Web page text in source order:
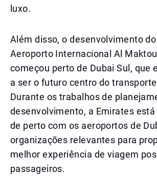
luxo.
Além disso, o desenvolvimento
Aeroporto Internacional Al
começou perto de Dubai Sul, que
a ser o futuro centro do
Durante os trabalhos de
desenvolvimento, a Emirates
de perto com os aeroportos de
organizações relevantes para
melhor experiência de viagem
passageiros.